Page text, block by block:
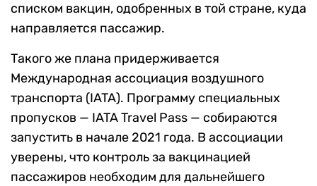
списком вакцин, одобренных в той стране, куда
направляется пассажир.
Такого же плана придерживается
Международная ассоциация воздушного
транспорта (IATA). Программу специальных
пропусков — IATA Travel Pass — собираются
запустить в начале 2021 года. В ассоциации
уверены, что контроль за вакцинацией
пассажиров необходим для дальнейшего